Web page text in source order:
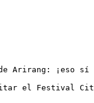
Arirang: ¡eso
el Festival